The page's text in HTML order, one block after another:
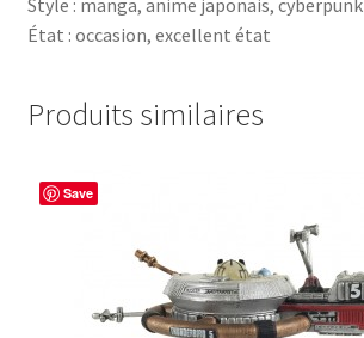
Style : manga, anime japonais, cyberpunk
État : occasion, excellent état
Produits similaires
Save